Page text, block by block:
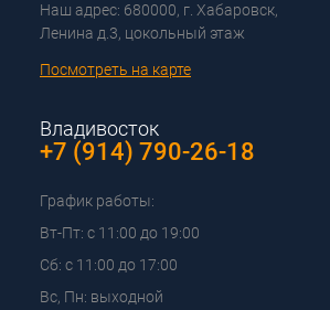
Наш адрес: 680000, г. Хабаровск,
Ленина д.3, цокольный этаж
Посмотреть на карте
Владивосток
+7 (914) 790-26-18
График работы:
Вт-Пт: с 11:00 до 19:00
Сб: с 11:00 до 17:00
Вс, Пн: выходной